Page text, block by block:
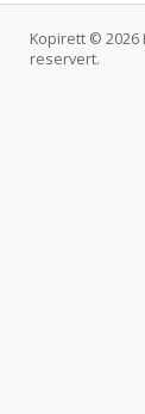
Kopirett © 2026
reservert.